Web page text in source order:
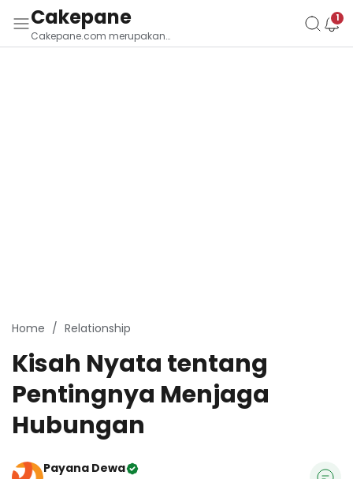
Cakepane
Cakepane.com merupakan
situs yang membahas Budaya
Home Relationship
Kisah Nyata tentang
Pentingnya Menjaga
Hubungan
Payana Dewa